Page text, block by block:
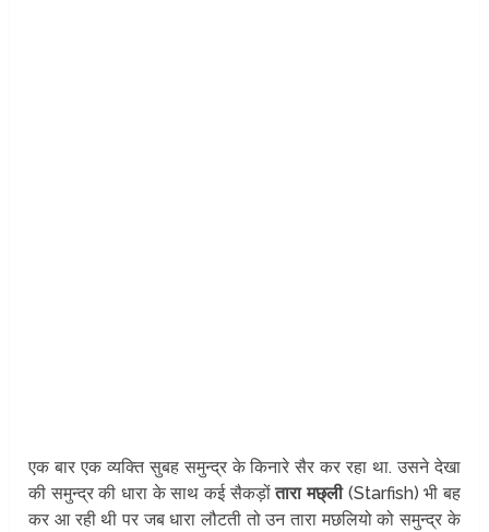
एक बार एक व्यक्ति सुबह समुन्द्र के किनारे सैर कर रहा था. उसने देखा
की समुन्द्र की धारा के साथ कई सैकड़ोंतारा मछ्ली(Starfish) भी बह
कर आ रही थी पर जब धारा लौटती तो उन तारा मछलियो को समुन्द्र के